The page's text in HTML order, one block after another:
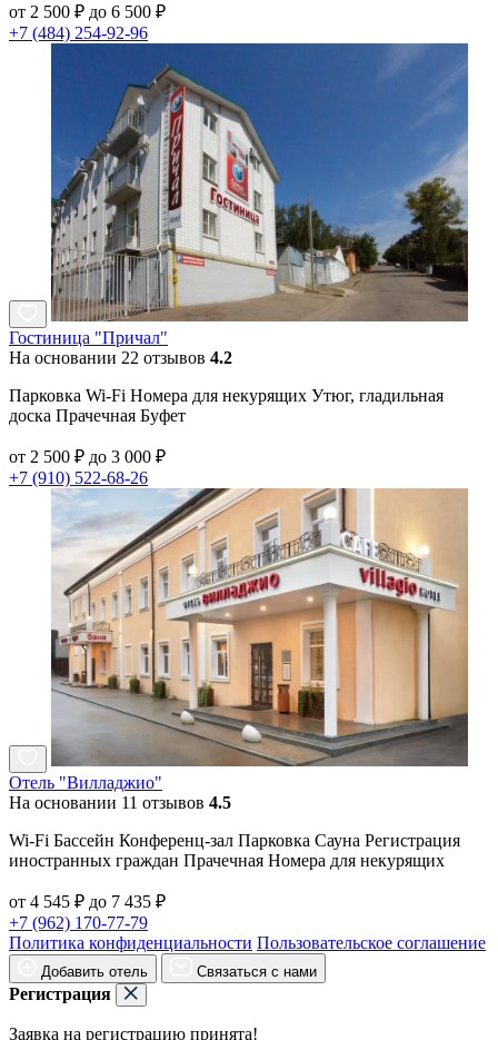
от 2 500 ₽ до 6 500 ₽
+7 (484) 254-92-96
Гостиница "Причал"
На основании 22 отзывов 4.2
Парковка Wi-Fi Номера для некурящих Утюг, гладильная
доска Прачечная Буфет
от 2 500 ₽ до 3 000 ₽
+7 (910) 522-68-26
Отель "Вилладжио"
На основании 11 отзывов 4.5
Wi-Fi Бассейн Конференц-зал Парковка Сауна Регистрация
иностранных граждан Прачечная Номера для некурящих
от 4 545 ₽ до 7 435 ₽
+7 (962) 170-77-79
Политика конфиденциальности Пользовательское соглашение
Добавить отель Связаться с нами
Регистрация
Заявка на регистрацию принята!